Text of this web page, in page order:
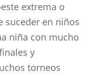
extrema o
suceder en niños
niña con mucho
y
torneos